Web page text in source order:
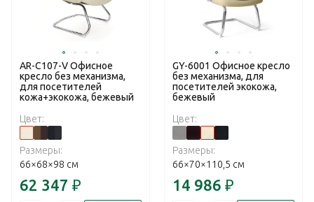
AR-C107-V Офисное
кресло без механизма,
для посетителей
кожа+экокожа, бежевый
Цвет:
Размеры:
66×68×98 см
62 347 ₽
GY-6001 Офисное кресло
без механизма, для
посетителей экокожа,
бежевый
Цвет:
Размеры:
66×70×110,5 см
14 986 ₽